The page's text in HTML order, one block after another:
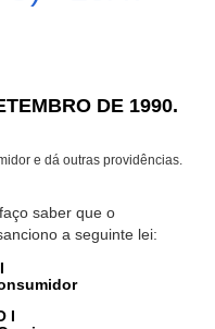
DE 1990.
e dá outras providências.
, faço saber que o
a seguinte lei:
I